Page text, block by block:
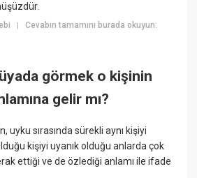
|Cevabın tamamını burada okuyun:
görmek o kişinin
gelir mı?
uyku sırasında sürekli aynı kişiyi
kişiyi uyanık olduğu anlarda çok
ettiği ve de özlediği anlamı ile ifade